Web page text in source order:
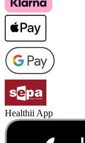
Healthii App